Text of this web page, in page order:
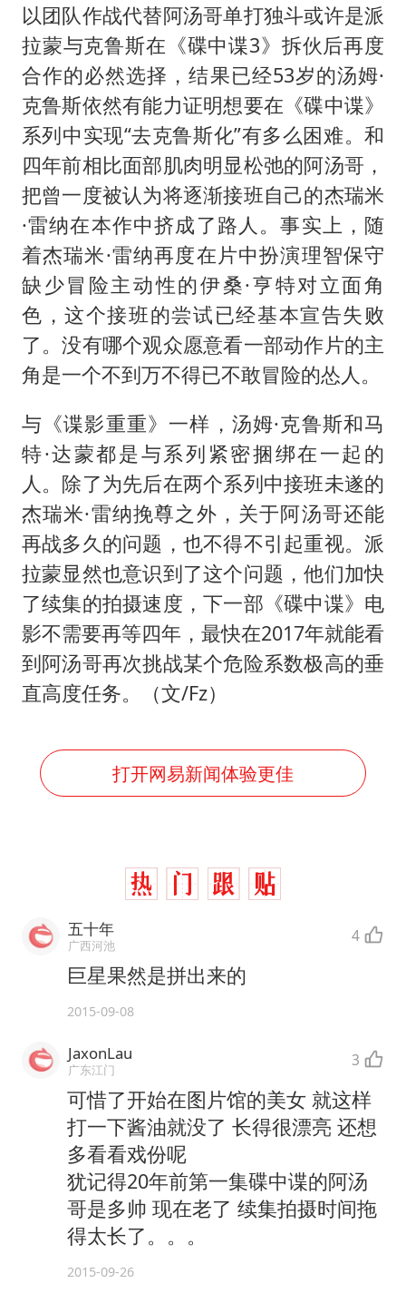
以团队作战代替阿汤哥单打独斗或许是派
拉蒙与克鲁斯在《碟中谍3》拆伙后再度
合作的必然选择，结果已经53岁的汤姆·
克鲁斯依然有能力证明想要在《碟中谍》
系列中实现“去克鲁斯化”有多么困难。和
四年前相比面部肌肉明显松弛的阿汤哥，
把曾一度被认为将逐渐接班自己的杰瑞米
·雷纳在本作中挤成了路人。事实上，随
着杰瑞米·雷纳再度在片中扮演理智保守
缺少冒险主动性的伊桑·亨特对立面角
色，这个接班的尝试已经基本宣告失败
了。没有哪个观众愿意看一部动作片的主
角是一个不到万不得已不敢冒险的怂人。
与《谍影重重》一样，汤姆·克鲁斯和马
特·达蒙都是与系列紧密捆绑在一起的
人。除了为先后在两个系列中接班未遂的
杰瑞米·雷纳挽尊之外，关于阿汤哥还能
再战多久的问题，也不得不引起重视。派
拉蒙显然也意识到了这个问题，他们加快
了续集的拍摄速度，下一部《碟中谍》电
影不需要再等四年，最快在2017年就能看
到阿汤哥再次挑战某个危险系数极高的垂
直高度任务。（文/Fz）
打开网易新闻体验更佳
五十年
广西河池 4
巨星果然是拼出来的
2015-09-08
JaxonLau
广东江门 3
可惜了开始在图片馆的美女 就这样
打一下酱油就没了 长得很漂亮 还想
多看看戏份呢
犹记得20年前第一集碟中谍的阿汤
哥是多帅 现在老了 续集拍摄时间拖
得太长了。。。
2015-09-26